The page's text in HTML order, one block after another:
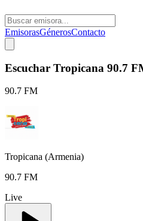
EmisorasGénerosContacto
Escuchar Tropicana 90.7
90.7 FM
Tropicana (Armenia)
90.7 FM
Live